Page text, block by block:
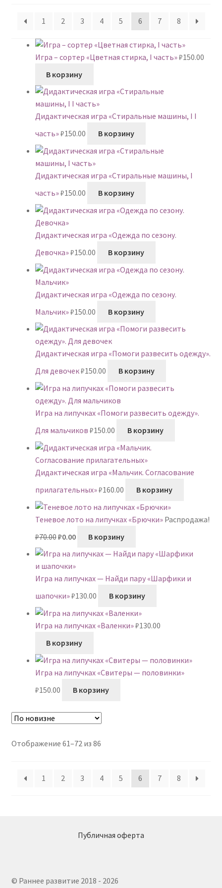
недавние
1
2 3 4 5 6 7 8
Игра – сортер «Цветная стирка, I часть»₽150.00
В корзину
Дидактическая игра «Стиральные машины, I I
часть»₽150.00 В корзину
Дидактическая игра «Стиральные машины, I
часть»₽150.00 В корзину
Дидактическая игра «Одежда по сезону.
Девочка»₽150.00 В корзину
Дидактическая игра «Одежда по сезону.
Мальчик»₽150.00 В корзину
Дидактическая игра «Помоги развесить одежду».
Для девочек₽150.00 В корзину
Игра на липучках «Помоги развесить одежду».
Для мальчиков ₽150.00 В корзину
Дидактическая игра «Мальчик. Согласование
прилагательных»₽160.00 В корзину
Теневое лото на липучках «Брючки» Распродажа!
₽70.00
составляла
₽70.00.
₽0.00
₽0.00.
В корзину
Игра на липучках — Найди пару «Шарфики и
шапочки»₽130.00 В корзину
Игра на липучках «Валенки»₽130.00
В корзину
Игра на липучках «Свитеры — половинки»
₽150.00 В корзину
Отображение 61–72 из 86Сортировка:
недавние
1
2 3 4 5 6 7 8
Публичная оферта
© Раннее развитие 2018 - 2026